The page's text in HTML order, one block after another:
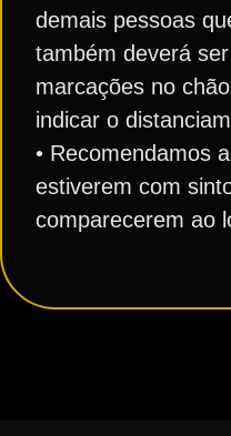
demais pessoas
também deverá
marcações no
indicar o
• Recomendamos
estiverem com
comparecerem ao